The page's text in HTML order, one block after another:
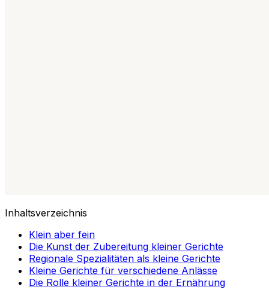
Inhaltsverzeichnis
Klein aber fein
Die Kunst der Zubereitung kleiner Gerichte
Regionale Spezialitäten als kleine Gerichte
Kleine Gerichte für verschiedene Anlässe
Die Rolle kleiner Gerichte in der Ernährung